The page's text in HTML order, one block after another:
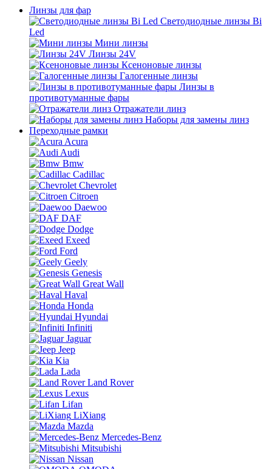
Линзы для фар
Светодиодные линзы Bi
Led
Мини линзы
Линзы 24V
Ксеноновые линзы
Галогенные линзы
Линзы в
противотуманные фары
Отражатели линз
Наборы для замены линз
Переходные рамки
Acura
Audi
Bmw
Cadillac
Chevrolet
Citroen
Daewoo
DAF
Dodge
Exeed
Ford
Geely
Genesis
Great Wall
Haval
Honda
Hyundai
Infiniti
Jaguar
Jeep
Kia
Lada
Land Rover
Lexus
Lifan
LiXiang
Mazda
Mercedes-Benz
Mitsubishi
Nissan